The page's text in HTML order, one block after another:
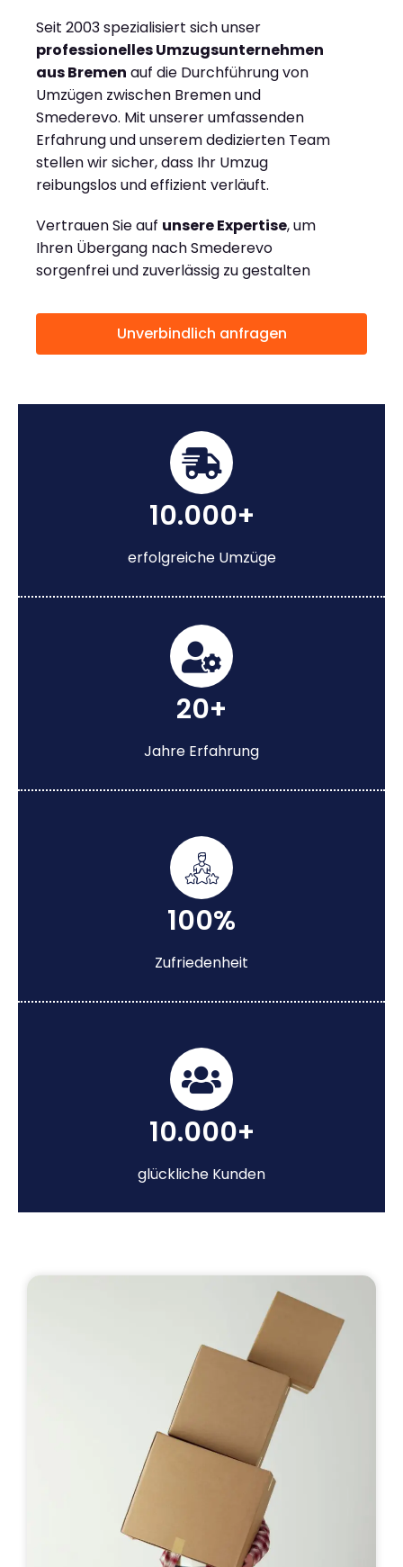
Seit 2003 spezialisiert sich unser
professionelles Umzugsunternehmen
aus Bremen auf die Durchführung von
Umzügen zwischen Bremen und
Smederevo. Mit unserer umfassenden
Erfahrung und unserem dedizierten Team
stellen wir sicher, dass Ihr Umzug
reibungslos und effizient verläuft.
Vertrauen Sie auf unsere Expertise, um
Ihren Übergang nach Smederevo
sorgenfrei und zuverlässig zu gestalten
Unverbindlich anfragen
10.000+
erfolgreiche Umzüge
20+
Jahre Erfahrung
100%
Zufriedenheit
10.000+
glückliche Kunden